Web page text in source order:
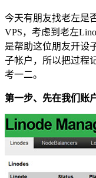
今天有朋友找老左是
VPS，考虑到老左
是帮助这位朋友开设
子帐户，所以把过程
考一二。
第一步、先在我们账